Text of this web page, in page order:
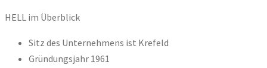
HELL im Überblick
Sitz des Unternehmens ist Krefeld
Gründungsjahr 1961